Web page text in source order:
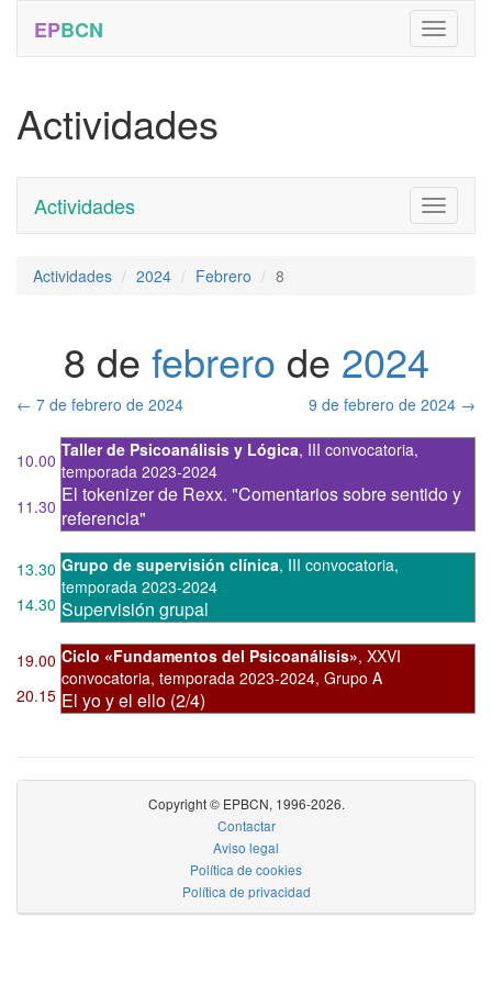
EPBCN
Actividades
Toggle
Actividades
Actividades 2024 Febrero 8
8 de febrero de 2024
← 7 de febrero de 2024 9 de febrero de 2024 →
10.00 Taller de Psicoanálisis y Lógica, III convocatoria,
temporada 2023-2024
El tokenizer de Rexx. "Comentarios sobre sentido y
referencia"
11.30
13.30 Grupo de supervisión clínica, III convocatoria,
temporada 2023-2024
Supervisión grupal
14.30
19.00 Ciclo «Fundamentos del Psicoanálisis», XXVI
convocatoria, temporada 2023-2024, Grupo A
El yo y el ello (2/4)
20.15
Copyright © EPBCN, 1996-2026.
Contactar
Aviso legal
Política de cookies
Política de privacidad